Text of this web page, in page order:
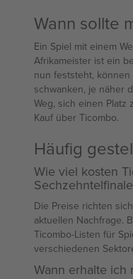
Wann sollte
Ein Spiel mit einem
Afrikameister ist ein
nun feststeht,
schwanken, je näher
Weg, sich einen
Kauf über Ticombo.
Häufig
Wie viel kosten
Die Preise richten
aktuellen Nachfrage.
Ticombo-Listen für
verschiedenen
Wann erhalte ich